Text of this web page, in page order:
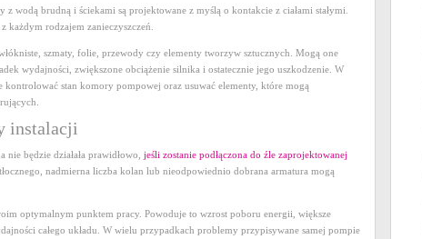
z wodą brudną i ściekami są projektowane z myślą o kontakcie z ciałami stałymi.
każdym rodzajem zanieczyszczeń.
szmaty, folie, przewody czy elementy tworzyw sztucznych. Mogą one
wydajności, zwiększone obciążenie silnika i ostatecznie jego uszkodzenie. W
kontrolować stan komory pompowej oraz usuwać elementy, które mogą
instalacji
będzie działała prawidłowo, jeśli zostanie podłączona do źle zaprojektowanej
nadmierna liczba kolan lub nieodpowiednio dobrana armatura mogą
optymalnym punktem pracy. Powoduje to wzrost poboru energii, większe
całego układu. W wielu przypadkach problemy przypisywane samej pompie